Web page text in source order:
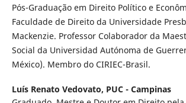
Pós-Graduação em Direito Político e
Faculdade de Direito da Universidade
Mackenzie. Professor Colaborador da
Social da Universidad Autónoma de
México). Membro do CIRIEC-Brasil.
Luís Renato Vedovato, PUC - Campinas